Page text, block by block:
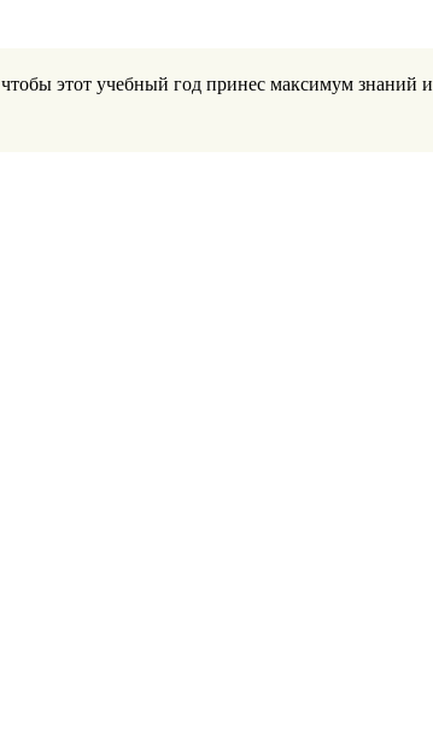
этот учебный год принес максимум знаний и